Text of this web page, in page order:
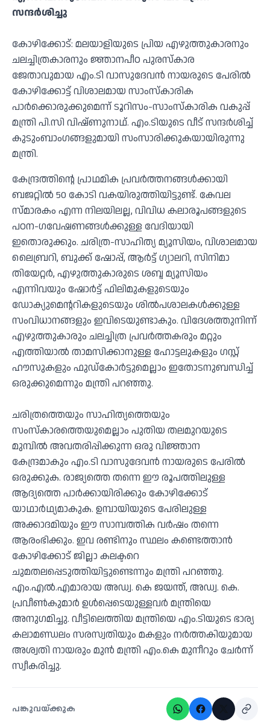
സന്ദര്‍ശിച്ചു
കോഴിക്കോട്: മലയാളിയുടെ പ്രിയ എഴുത്തുകാരനും
ചലച്ചിത്രകാരനും ജ്ഞാനപീഠ പുരസ്‌കാര
ജേതാവുമായ എം.ടി വാസുദേവന്‍ നായരുടെ പേരില്‍
കോഴിക്കോട്ട് വിശാലമായ സാംസ്‌കാരിക
പാര്‍ക്കൊരുക്കുമെന്ന് ടൂറിസം-സാംസ്‌കാരിക വകുപ്പ്
മന്ത്രി പി.സി വിഷ്ണുനാഥ്. എം.ടിയുടെ വീട് സന്ദര്‍ശിച്ച്
കുടുംബാംഗങ്ങളുമായി സംസാരിക്കുകയായിരുന്നു
മന്ത്രി.
കേന്ദ്രത്തിന്റെ പ്രാഥമിക പ്രവര്‍ത്തനങ്ങള്‍ക്കായി
ബജറ്റില്‍ 50 കോടി വകയിരുത്തിയിട്ടുണ്ട്. കേവല
സ്മാരകം എന്ന നിലയിലല്ല, വിവിധ കലാരൂപങ്ങളുടെ
പഠന-ഗവേഷണങ്ങള്‍ക്കുള്ള വേദിയായി
ഇതൊരുക്കും. ചരിത്ര-സാഹിത്യ മ്യൂസിയം, വിശാലമായ
ലൈബ്രറി, ബുക്ക് ഷോപ്പ്, ആര്‍ട്ട് ഗ്യാലറി, സിനിമാ
തിയേറ്റര്‍, എഴുത്തുകാരുടെ ശബ്ദ മ്യൂസിയം
എന്നിവയും ഷോര്‍ട്ട് ഫിലിമുകളുടെയും
ഡോക്യുമെന്ററികളുടെയും ശില്‍പശാലകള്‍ക്കുള്ള
സംവിധാനങ്ങളും ഇവിടെയുണ്ടാകും. വിദേശത്തുനിന്ന്
എഴുത്തുകാരും ചലച്ചിത്ര പ്രവര്‍ത്തകരും മറ്റും
എത്തിയാല്‍ താമസിക്കാനുള്ള ഹോട്ടലുകളും ഗസ്റ്റ്
ഹൗസുകളും ഫുഡ്കോര്‍ട്ടുമെല്ലാം ഇതോടനുബന്ധിച്ച്
ഒരുക്കുമെന്നും മന്ത്രി പറഞ്ഞു.
ചരിത്രത്തെയും സാഹിത്യത്തെയും
സംസ്‌കാരത്തെയുമെല്ലാം പുതിയ തലമുറയുടെ
മുമ്പില്‍ അവതരിപ്പിക്കുന്ന ഒരു വിജ്ഞാന
കേന്ദ്രമാകും എം.ടി വാസുദേവന്‍ നായരുടെ പേരില്‍
ഒരുക്കുക. രാജ്യത്തെ തന്നെ ഈ രൂപത്തിലുള്ള
ആദ്യത്തെ പാര്‍ക്കായിരിക്കും കോഴിക്കോട്
യാഥാര്‍ഥ്യമാകുക. ഉമ്പായിയുടെ പേരിലുള്ള
അക്കാദമിയും ഈ സാമ്പത്തിക വര്‍ഷം തന്നെ
ആരംഭിക്കും. ഇവ രണ്ടിനും സ്ഥലം കണ്ടെത്താന്‍
കോഴിക്കോട് ജില്ലാ കലക്ടറെ
ചുമതലപ്പെടുത്തിയിട്ടുണ്ടെന്നും മന്ത്രി പറഞ്ഞു.
എം.എല്‍.എമാരായ അഡ്വ. കെ ജയന്ത്, അഡ്വ. കെ.
പ്രവീണ്‍കുമാര്‍ ഉള്‍പ്പെടെയുള്ളവര്‍ മന്ത്രിയെ
അനുഗമിച്ചു. വീട്ടിലെത്തിയ മന്ത്രിയെ എം.ടിയുടെ ഭാര്യ
കലാമണ്ഡലം സരസ്വതിയും മകളും നര്‍ത്തകിയുമായ
അശ്വതി നായരും മുന്‍ മന്ത്രി എം.കെ മുനീറും ചേര്‍ന്ന്
സ്വീകരിച്ചു.
പങ്കുവയ്ക്കുക